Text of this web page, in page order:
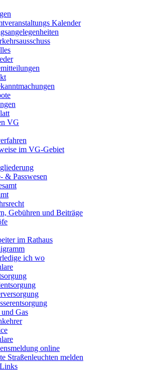
Kalender
VG
im VG-Gebiet
& Passwesen
Gebühren und Beiträge
im Rathaus
ich wo
Gas
online
Straßenleuchten melden